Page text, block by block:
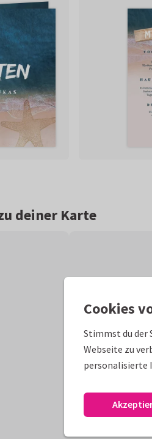
deiner Karte
Cookies
Stimmst du der
Webseite zu
personalisierte